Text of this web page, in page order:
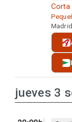
Corta
jueves 3